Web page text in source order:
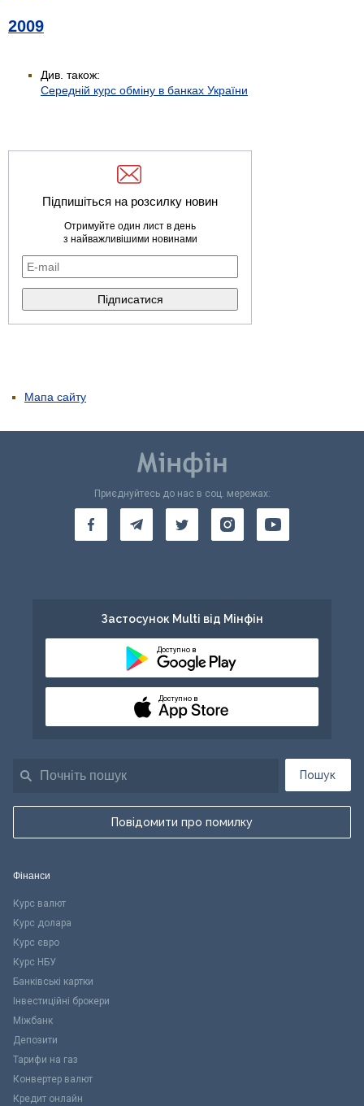
2009
Див. також:
Середній курс обміну в банках України
Підпишіться на розсилку новин
Отримуйте один лист в день
з найважливішими новинами
Мапа сайту
Пошук
Повідомити про помилку
Приєднуйтесь до нас в соц. мережах:
Застосунок Multi від Мінфін
Доступно в
Доступно в
Фінанси
Курс валют
Курс долара
Курс євро
Курс НБУ
Банківські картки
Інвестиційні брокери
Міжбанк
Депозити
Тарифи на газ
Конвертер валют
Кредит онлайн